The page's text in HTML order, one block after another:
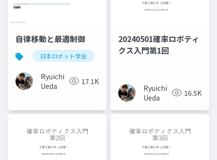
自律移動と最適制御
日本ロボット学会
Ryuichi
Ueda
17.1K
20240501確率ロボティ
クス入門第1回
Ryuichi
Ueda
16.5K